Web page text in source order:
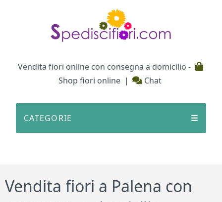
Vendita fiori online con consegna a domicilio -
Shop fiori online | Chat
CATEGORIE ☰
Vendita fiori a Palena con